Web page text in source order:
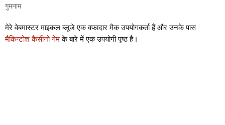
गुमनाम
मेरे वेबमास्टर माइकल ब्लूजे एक वफादार मैक उपयोगकर्ता हैं और उनके पास
मैकिन्टोश कैसीनो गेमके बारे में एक उपयोगी पृष्ठ है।